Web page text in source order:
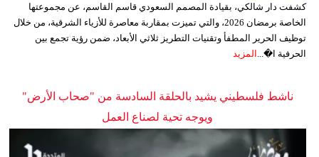
كشفت دار شالكي، بقيادة المصمم السعودي قاسم القاسم، عن مجموعتها
الخاصة برمضان 2026، والتي تميزت بمقاربة معاصرة للأزياء الشرقية، من خلال
توظيف الحرير المطفأ وتقنيات التطريز ثلاثي الأبعاد، ضمن رؤية تجمع بين
الحرفية ا�... المزيد
ناشط فلسطيني يشيد بالحلقة السادسة من "صحاب الأرض"
ويوجه تحية لصناع العمل